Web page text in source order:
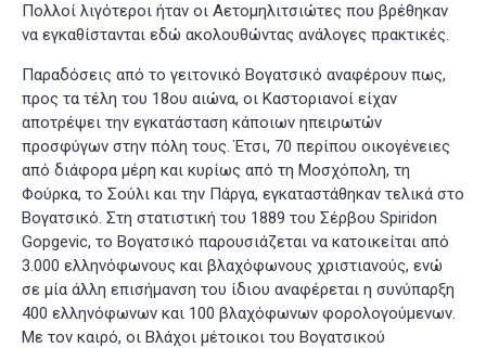
Πολλοί λιγότεροι ήταν οι Αετομηλιτσιώτες που βρέθηκαν
να εγκαθίστανται εδώ ακολουθώντας ανάλογες πρακτικές.
Παραδόσεις από το γειτονικό Βογατσικό αναφέρουν πως,
προς τα τέλη του 18ου αιώνα, οι Καστοριανοί είχαν
αποτρέψει την εγκατάσταση κάποιων ηπειρωτών
προσφύγων στην πόλη τους. Έτσι, 70 περίπου οικογένειες
από διάφορα μέρη και κυρίως από τη Μοσχόπολη, τη
Φούρκα, το Σούλι και την Πάργα, εγκαταστάθηκαν τελικά στο
Βογατσικό. Στη στατιστική του 1889 του Σέρβου Spiridon
Gopgevic, το Βογατσικό παρουσιάζεται να κατοικείται από
3.000 ελληνόφωνους και βλαχόφωνους χριστιανούς, ενώ
σε μία άλλη επισήμανση του ίδιου αναφέρεται η συνύπαρξη
400 ελληνόφωνων και 100 βλαχόφωνων φορολογούμενων.
Με τον καιρό, οι Βλάχοι μέτοικοι του Βογατσικού